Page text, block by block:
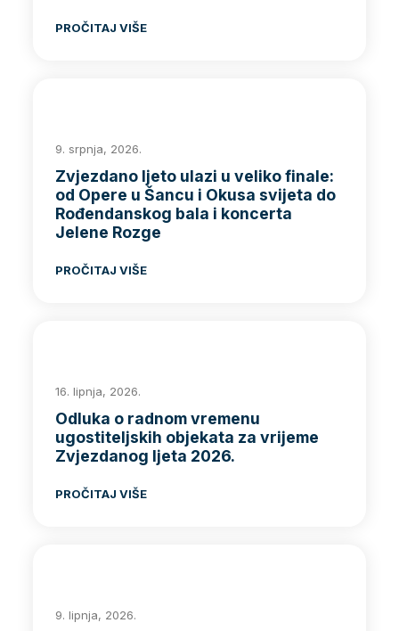
PROČITAJ VIŠE
9. srpnja, 2026.
Zvjezdano ljeto ulazi u veliko finale:
od Opere u Šancu i Okusa svijeta do
Rođendanskog bala i koncerta
Jelene Rozge
PROČITAJ VIŠE
16. lipnja, 2026.
Odluka o radnom vremenu
ugostiteljskih objekata za vrijeme
Zvjezdanog ljeta 2026.
PROČITAJ VIŠE
9. lipnja, 2026.